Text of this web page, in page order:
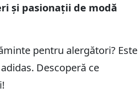
și pasionații de modă
pentru alergători? Este
Descoperă ce